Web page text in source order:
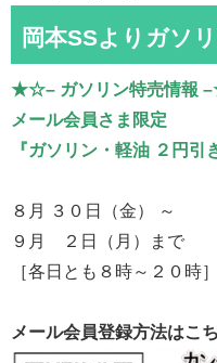
岡本SSよりガソ
★☆– ガソリン特売情報
メール会員さま限定
『ガソリン・軽油 ２円引
８月 ３０日（金） ～
９月 ２日（月）まで
［各日とも８時～２０時］
メール会員登録方法はこ